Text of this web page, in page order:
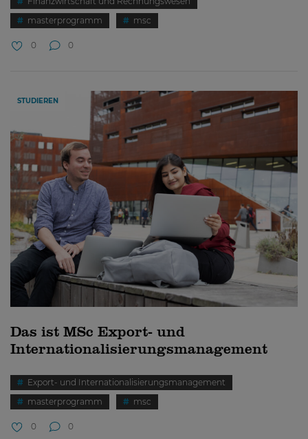
masterprogramm
msc
0 0
STUDIEREN
Das ist MSc Export- und
Internationalisierungsmanagement
Export- und Internationalisierungsmanagement
masterprogramm
msc
0 0